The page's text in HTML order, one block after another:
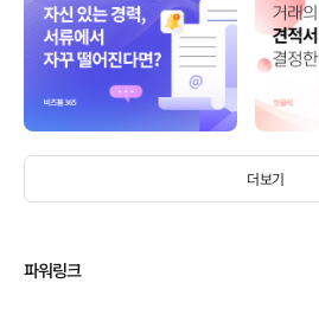
더보기
파워링크